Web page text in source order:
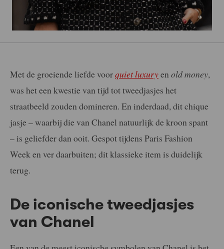
Met de groeiende liefde voorquiet luxuryen old money,
was het een kwestie van tijd tot tweedjasjes het
straatbeeld zouden domineren. En inderdaad, dit chique
jasje – waarbij die van Chanel natuurlijk de kroon spant
– is geliefder dan ooit. Gespot tijdens Paris Fashion
Week en ver daarbuiten; dit klassieke item is duidelijk
terug.
De iconische tweedjasjes
van Chanel